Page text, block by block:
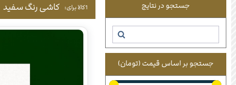
جستجو در نتایج
جستجو بر اساس قیمت (تومان)
1کالا برای: کاشی رنگ سفید